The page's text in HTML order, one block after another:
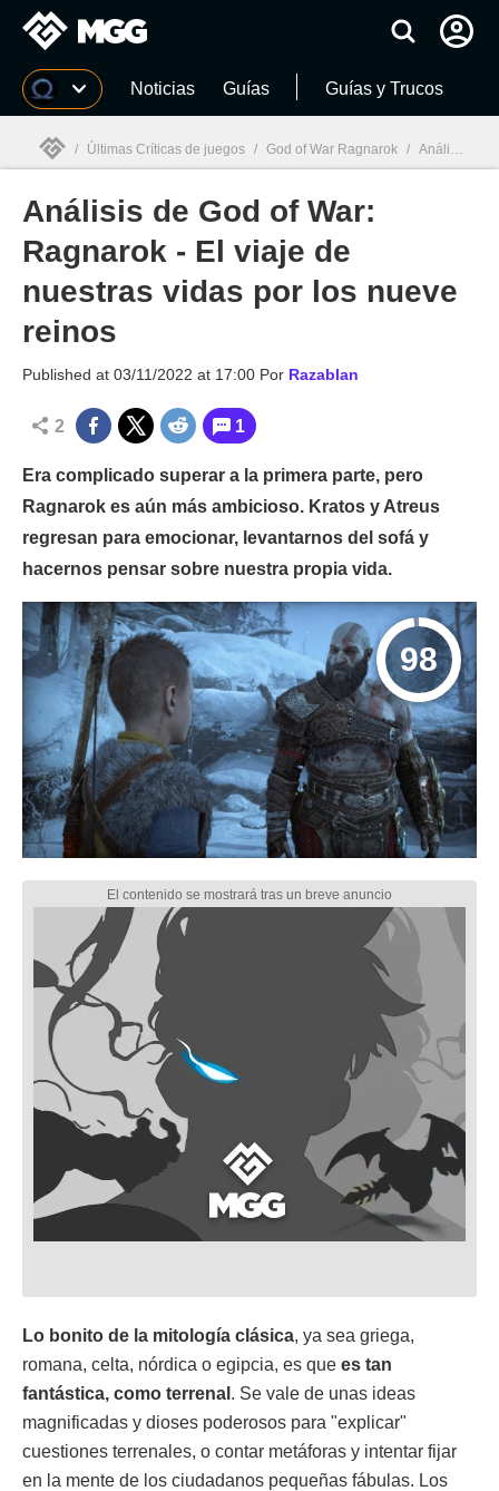
MGG Noticias Guías Guías y Trucos
MGG
/ Últimas Críticas de juegos / God of War Ragnarok / Análisis de God of War: Ragnarok - El viaje de nuestras vidas por los nueve reinos
Análisis de God of War:
Ragnarok - El viaje de
nuestras vidas por los nueve
reinos
Published at 03/11/2022 at 17:00 Por Razablan
2 1
Era complicado superar a la primera parte, pero
Ragnarok es aún más ambicioso. Kratos y Atreus
regresan para emocionar, levantarnos del sofá y
hacernos pensar sobre nuestra propia vida.
98
Lo bonito de la mitología clásica, ya sea griega,
romana, celta, nórdica o egipcia, es que es tan
fantástica, como terrenal . Se vale de unas ideas
magnificadas y dioses poderosos para "explicar"
cuestiones terrenales, o contar metáforas y intentar fijar
en la mente de los ciudadanos pequeñas fábulas. Los